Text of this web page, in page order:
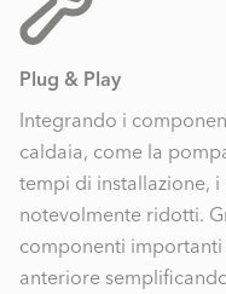
Plug & Play
Integrando i
caldaia, come la
tempi di installazione,
notevolmente ridotti.
componenti
anteriore